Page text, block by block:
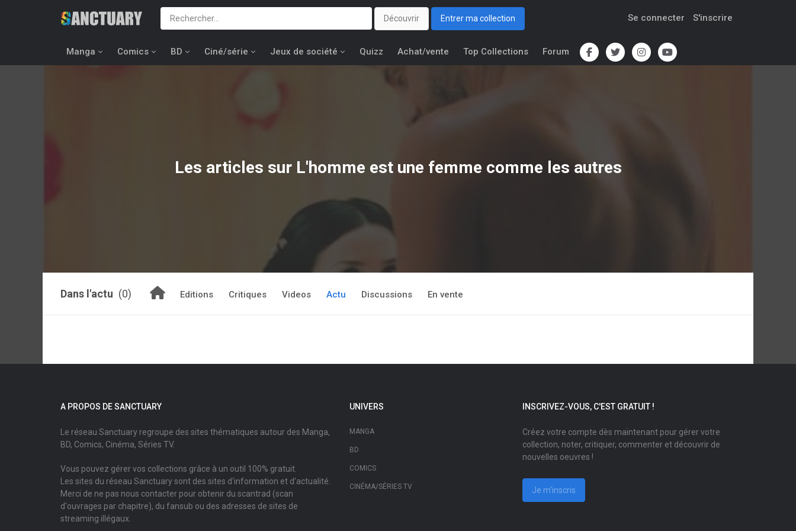
Découvrir Entrer ma collection Se connecter S'inscrire
Manga Comics BD Ciné/série Jeux de société Quizz Achat/vente Top Collections Forum
Les articles sur L'homme est une femme comme les autres
Dans l'actu (0) Editions Critiques Videos Actu Discussions En vente
A PROPOS DE SANCTUARY
Le réseau Sanctuary regroupe des sites thématiques autour des Manga,
BD, Comics, Cinéma, Séries TV.
Vous pouvez gérer vos collections grâce à un outil 100% gratuit.
Les sites du réseau Sanctuary sont des sites d'information et d'actualité.
Merci de ne pas nous contacter pour obtenir du scantrad (scan
d'ouvrages par chapitre), du fansub ou des adresses de sites de
streaming illégaux.
UNIVERS
MANGA
BD
COMICS
CINÉMA/SÉRIES TV
INSCRIVEZ-VOUS, C'EST GRATUIT !
Créez votre compte dès maintenant pour gérer votre
collection, noter, critiquer, commenter et découvrir de
nouvelles oeuvres !
Je m'inscris